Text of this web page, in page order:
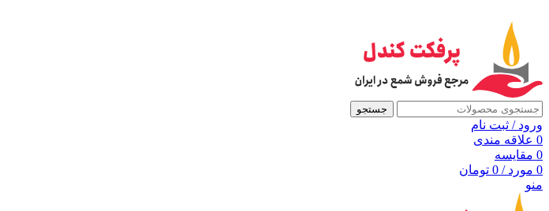
جستجو
ورود / ثبت نام
0 علاقه مندی
0 مقايسه
0 مورد /
0 تومان
منو